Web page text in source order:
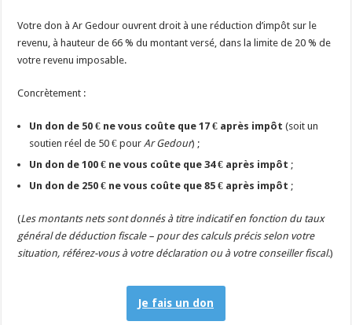
Votre don à Ar Gedour ouvrent droit à une réduction d’impôt sur le
revenu, à hauteur de 66 % du montant versé, dans la limite de 20 % de
votre revenu imposable.
Concrètement :
Un don de 50 € ne vous coûte que 17 € après impôt (soit un
soutien réel de 50 € pourAr Gedour) ;
Un don de 100 € ne vous coûte que 34 € après impôt ;
Un don de 250 € ne vous coûte que 85 € après impôt ;
(Les montants nets sont donnés à titre indicatif en fonction du taux
général de déduction fiscale – pour des calculs précis selon votre
situation, référez-vous à votre déclaration ou à votre conseiller fiscal.)
Je fais un don